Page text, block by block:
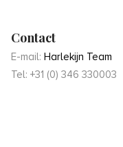
Contact
E-mail: Harlekijn Team
Tel: +31 (0) 346 330003